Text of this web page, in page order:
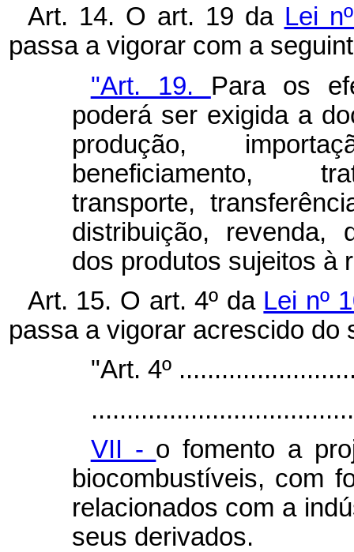
Art. 14. O art. 19 da Lei
passa a vigorar com a
"Art. 19. Para os
poderá ser exigida a
produção,
beneficiamento,
transporte,
distribuição, revenda,
dos produtos sujeitos à
Art. 15. O art. 4º da Lei nº
passa a vigorar acrescido do
"Art. 4º
VII - o fomento a
biocombustíveis, com
relacionados com a
seus derivados.